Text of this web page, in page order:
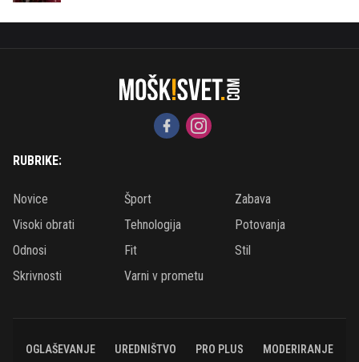
RUBRIKE:
Novice Šport
Zabava
Visoki obrati
Tehnologija
Potovanja
Odnosi
Fit
Stil
Skrivnosti
Varni v prometu
OGLAŠEVANJE UREDNIŠTVO PRO PLUS MODERIRANJE